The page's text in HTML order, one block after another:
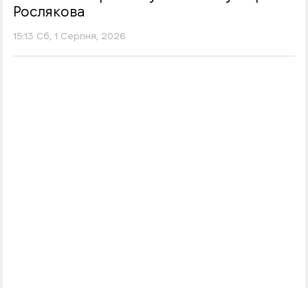
Рослякова
15:13 Сб, 1 Серпня, 2026